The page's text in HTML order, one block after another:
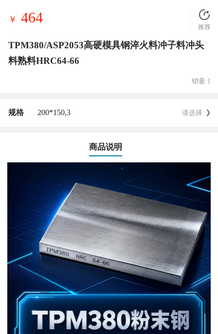
￥ 464
推荐
TPM380/ASP2053高硬模具钢淬火料冲子料冲头
料熟料HRC64-66
销量:1
规格 200*150,3 请选择
商品说明